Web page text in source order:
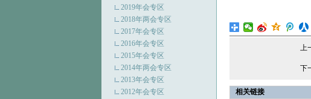
2019年会专区
2018年两会专区
2017年会专区
2016年会专区
2015年会专区
2014年两会专区
2013年会专区
2012年会专区
上
下
相关链接